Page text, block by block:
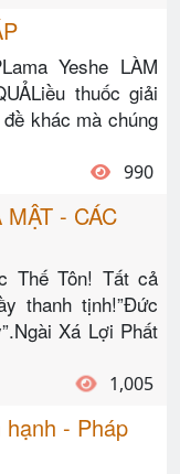
Yeshe LÀM
thuốc giải
khác mà chúng
990
- CÁC
Thế Tôn! Tất cả
thanh tịnh!”Đức
Xá Lợi Phất
1,005
- Pháp